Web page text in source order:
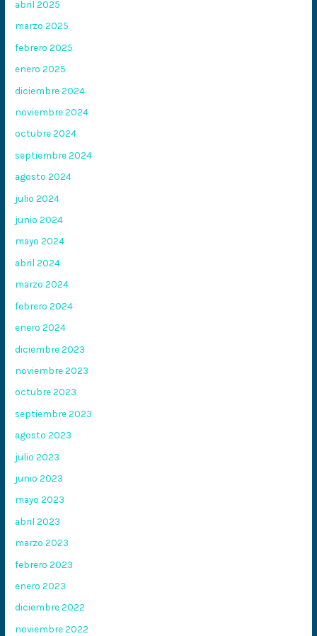
abril 2025
marzo 2025
febrero 2025
enero 2025
diciembre 2024
noviembre 2024
octubre 2024
septiembre 2024
agosto 2024
julio 2024
junio 2024
mayo 2024
abril 2024
marzo 2024
febrero 2024
enero 2024
diciembre 2023
noviembre 2023
octubre 2023
septiembre 2023
agosto 2023
julio 2023
junio 2023
mayo 2023
abril 2023
marzo 2023
febrero 2023
enero 2023
diciembre 2022
noviembre 2022